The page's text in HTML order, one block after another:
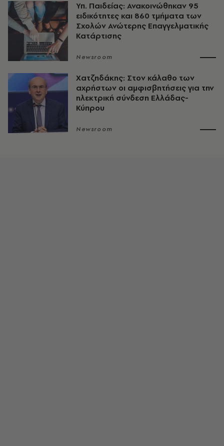
Υπ. Παιδείας: Ανακοινώθηκαν 95
ειδικότητες και 860 τμήματα των
Σχολών Ανώτερης Επαγγελματικής
Κατάρτισης
Newsroom
Χατζηδάκης: Στον κάλαθο των
αχρήστων οι αμφισβητήσεις για την
ηλεκτρική σύνδεση Ελλάδας-
Κύπρου
Newsroom